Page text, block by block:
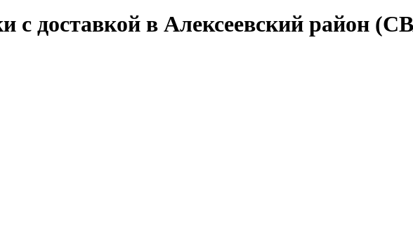
с доставкой в Алексеевский район